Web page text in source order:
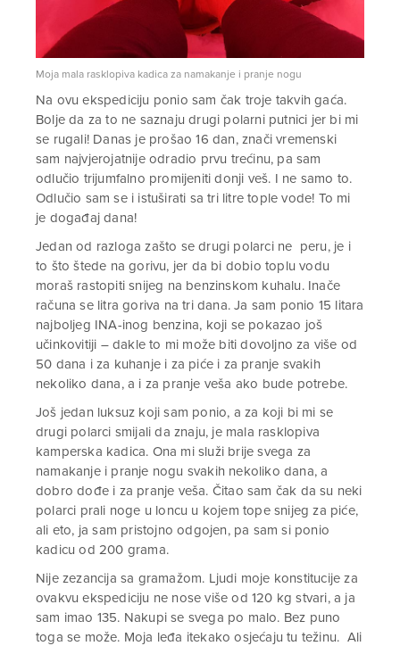
Moja mala rasklopiva kadica za namakanje i pranje nogu
Na ovu ekspediciju ponio sam čak troje takvih gaća.
Bolje da za to ne saznaju drugi polarni putnici jer bi mi
se rugali! Danas je prošao 16 dan, znači vremenski
sam najvjerojatnije odradio prvu trećinu, pa sam
odlučio trijumfalno promijeniti donji veš. I ne samo to.
Odlučio sam se i istuširati sa tri litre tople vode! To mi
je događaj dana!
Jedan od razloga zašto se drugi polarci ne peru, je i
to što štede na gorivu, jer da bi dobio toplu vodu
moraš rastopiti snijeg na benzinskom kuhalu. Inače
računa se litra goriva na tri dana. Ja sam ponio 15 litara
najboljeg INA-inog benzina, koji se pokazao još
učinkovitiji – dakle to mi može biti dovoljno za više od
50 dana i za kuhanje i za piće i za pranje svakih
nekoliko dana, a i za pranje veša ako bude potrebe.
Još jedan luksuz koji sam ponio, a za koji bi mi se
drugi polarci smijali da znaju, je mala rasklopiva
kamperska kadica. Ona mi služi brije svega za
namakanje i pranje nogu svakih nekoliko dana, a
dobro dođe i za pranje veša. Čitao sam čak da su neki
polarci prali noge u loncu u kojem tope snijeg za piće,
ali eto, ja sam pristojno odgojen, pa sam si ponio
kadicu od 200 grama.
Nije zezancija sa gramažom. Ljudi moje konstitucije za
ovakvu ekspediciju ne nose više od 120 kg stvari, a ja
sam imao 135. Nakupi se svega po malo. Bez puno
toga se može. Moja leđa itekako osjećaju tu težinu. Ali